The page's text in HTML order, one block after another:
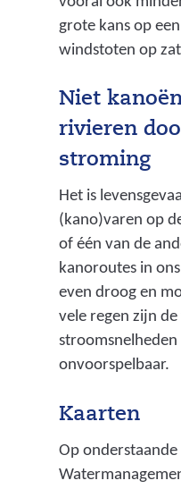
grote kans op
windstoten op
Niet
rivieren
stroming
Het is
(kano)varen op
of één van de
kanoroutes in
even droog en
vele regen zijn
stroomsnelheden
onvoorspelbaar.
Kaarten
Op